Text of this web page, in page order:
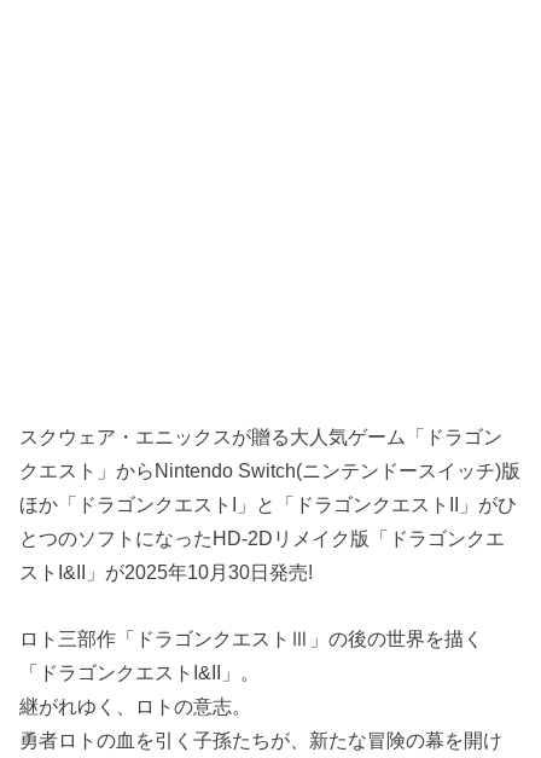
スクウェア・エニックスが贈る大人気ゲーム「ドラゴン
クエスト」からNintendo Switch(ニンテンドースイッチ)版
ほか「ドラゴンクエストI」と「ドラゴンクエストII」がひ
とつのソフトになったHD-2Dリメイク版「ドラゴンクエ
ストI&II」が2025年10月30日発売!
ロト三部作「ドラゴンクエストⅢ」の後の世界を描く
「ドラゴンクエストI&II」。
継がれゆく、ロトの意志。
勇者ロトの血を引く子孫たちが、新たな冒険の幕を開け